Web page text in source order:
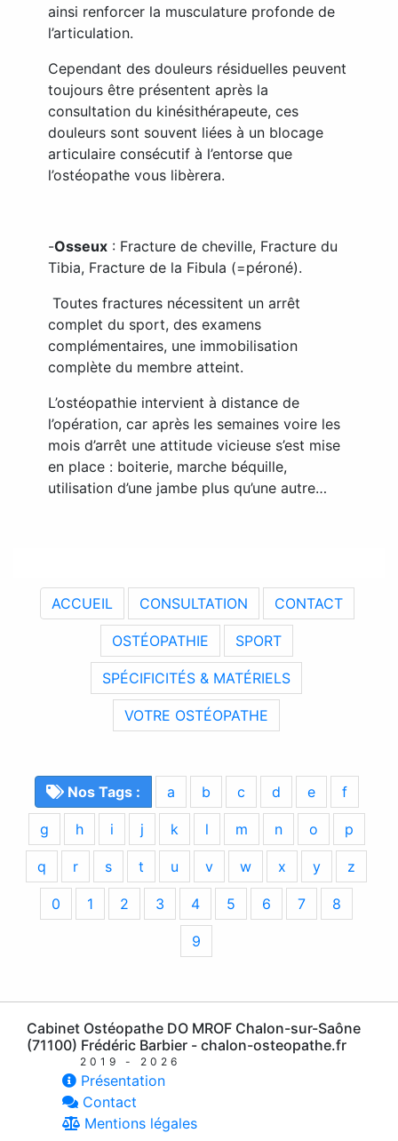
ainsi renforcer la musculature profonde de
l’articulation.
Cependant des douleurs résiduelles peuvent
toujours être présentent après la
consultation du kinésithérapeute, ces
douleurs sont souvent liées à un blocage
articulaire consécutif à l’entorse que
l’ostéopathe vous libèrera.
-Osseux : Fracture de cheville, Fracture du
Tibia, Fracture de la Fibula (=péroné).
Toutes fractures nécessitent un arrêt
complet du sport, des examens
complémentaires, une immobilisation
complète du membre atteint.
L’ostéopathie intervient à distance de
l’opération, car après les semaines voire les
mois d’arrêt une attitude vicieuse s’est mise
en place : boiterie, marche béquille,
utilisation d’une jambe plus qu’une autre…
ACCUEIL CONSULTATION CONTACT
OSTÉOPATHIE SPORT
SPÉCIFICITÉS & MATÉRIELS
VOTRE OSTÉOPATHE
Nos Tags : a b c d e f
g h i j k l m n o p
q r s t u v w x y z
0 1 2 3 4 5 6 7 8
9
Cabinet Ostéopathe DO MROF Chalon-sur-Saône
(71100) Frédéric Barbier - chalon-osteopathe.fr
2019 - 2026
Présentation
Contact
Mentions légales